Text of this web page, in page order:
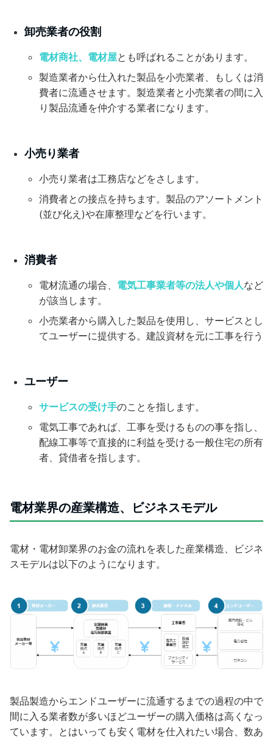
卸売業者の役割
電材商社、電材屋とも呼ばれることがあります。
製造業者から仕入れた製品を小売業者、もしくは消
費者に流通させます。製造業者と小売業者の間に入
り製品流通を仲介する業者になります。
小売り業者
小売り業者は工務店などをさします。
消費者との接点を持ちます。製品のアソートメント
(並び化え)や在庫整理などを行います。
消費者
電材流通の場合、 電気工事業者等の法人や個人など
が該当します。
小売業者から購入した製品を使用し、サービスとし
てユーザーに提供する。建設資材を元に工事を行う
ユーザー
サービスの受け手のことを指します。
電気工事であれば、工事を受けるものの事を指し、
配線工事等で直接的に利益を受ける一般住宅の所有
者、貸借者を指します。
電材業界の産業構造、ビジネスモデル
電材・電材卸業界のお金の流れを表した産業構造、ビジネ
スモデルは以下のようになります。
製品製造からエンドユーザーに流通するまでの過程の中で
間に入る業者数が多いほどユーザーの購入価格は高くなっ
ています。とはいっても安く電材を仕入れたい場合、数あ